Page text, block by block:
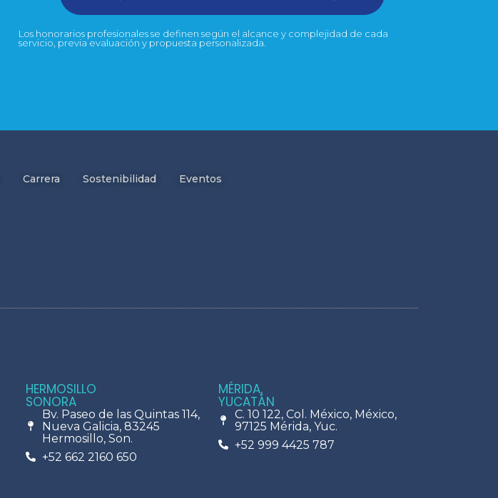
Los honorarios profesionales se definen según el alcance y complejidad de cada
servicio, previa evaluación y propuesta personalizada.
Carrera Sostenibilidad Eventos
HERMOSILLO
SONORA
Bv. Paseo de las Quintas 114,
Nueva Galicia, 83245
Hermosillo, Son.
+52 662 2160 650
MÉRIDA,
YUCATÁN
C. 10 122, Col. México, México,
97125 Mérida, Yuc.
+52 999 4425 787